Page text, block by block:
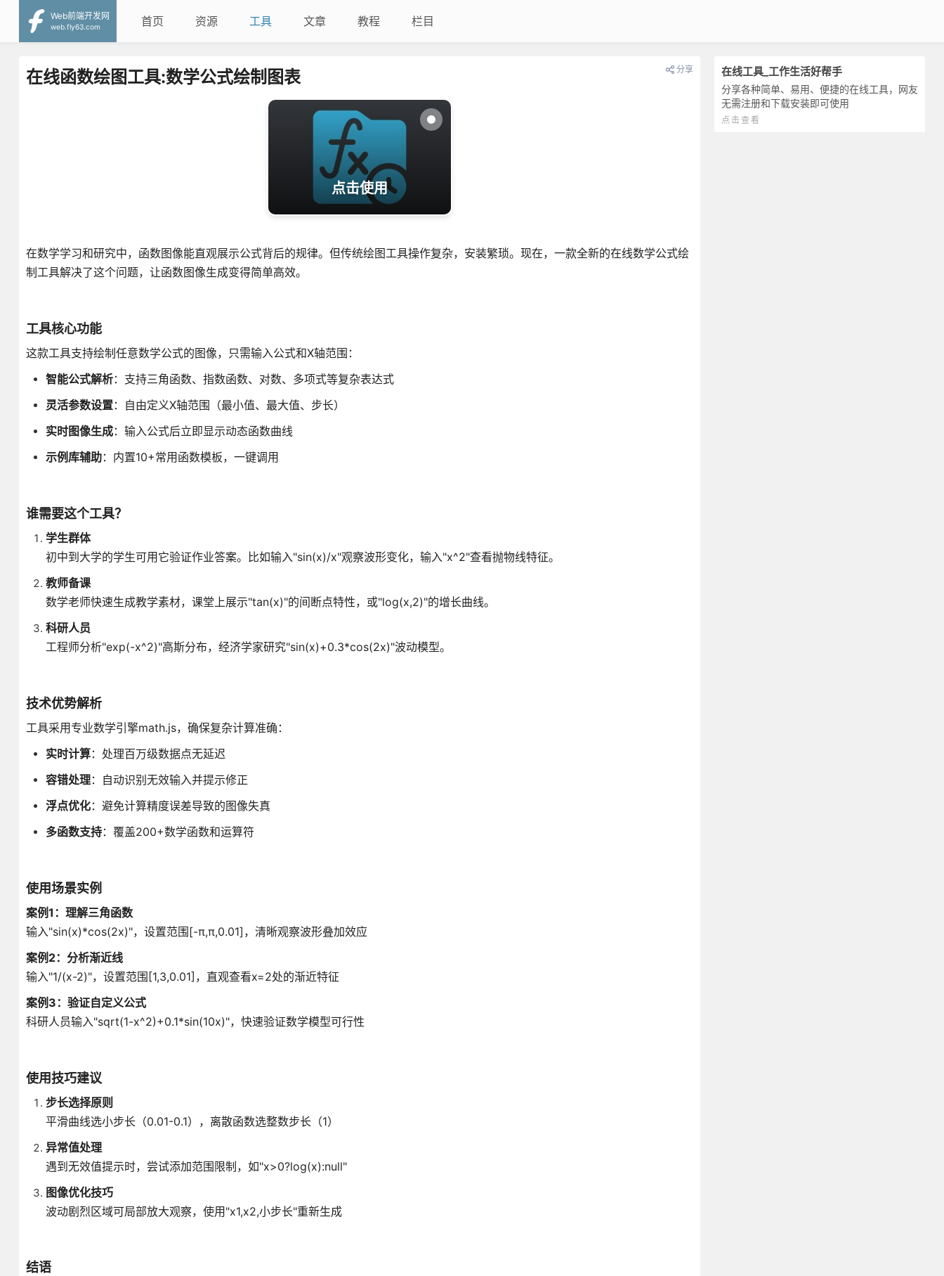
Web前端开发网
web.fly63.com
首页 资源 工具 文章 教程 栏目
在线工具_工作生活好帮手
分享各种简单、易用、便捷的在线工具，网友
无需注册和下载安装即可使用
点击查看
在线函数绘图工具:数学公式绘制图表 分享
点击使用
在数学学习和研究中，函数图像能直观展示公式背后的规律。但传统绘图工具操作复杂，安装繁琐。现在，一款全新的在线数学公式绘
制工具解决了这个问题，让函数图像生成变得简单高效。
工具核心功能
这款工具支持绘制任意数学公式的图像，只需输入公式和X轴范围：
智能公式解析：支持三角函数、指数函数、对数、多项式等复杂表达式
灵活参数设置：自由定义X轴范围（最小值、最大值、步长）
实时图像生成：输入公式后立即显示动态函数曲线
示例库辅助：内置10+常用函数模板，一键调用
谁需要这个工具？
学生群体
初中到大学的学生可用它验证作业答案。比如输入"sin(x)/x"观察波形变化，输入"x^2"查看抛物线特征。
教师备课
数学老师快速生成教学素材，课堂上展示"tan(x)"的间断点特性，或"log(x,2)"的增长曲线。
科研人员
工程师分析"exp(-x^2)"高斯分布，经济学家研究"sin(x)+0.3*cos(2x)"波动模型。
技术优势解析
工具采用专业数学引擎math.js，确保复杂计算准确：
实时计算：处理百万级数据点无延迟
容错处理：自动识别无效输入并提示修正
浮点优化：避免计算精度误差导致的图像失真
多函数支持：覆盖200+数学函数和运算符
使用场景实例
案例1：理解三角函数
输入"sin(x)*cos(2x)"，设置范围[-π,π,0.01]，清晰观察波形叠加效应
案例2：分析渐近线
输入"1/(x-2)"，设置范围[1,3,0.01]，直观查看x=2处的渐近特征
案例3：验证自定义公式
科研人员输入"sqrt(1-x^2)+0.1*sin(10x)"，快速验证数学模型可行性
使用技巧建议
步长选择原则
平滑曲线选小步长（0.01-0.1），离散函数选整数步长（1）
异常值处理
遇到无效值提示时，尝试添加范围限制，如"x>0?log(x):null"
图像优化技巧
波动剧烈区域可局部放大观察，使用"x1,x2,小步长"重新生成
结语